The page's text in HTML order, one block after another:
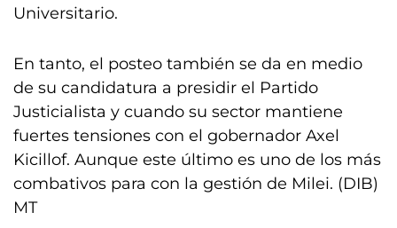
Universitario.
En tanto, el posteo también se da en medio
de su candidatura a presidir el Partido
Justicialista y cuando su sector mantiene
fuertes tensiones con el gobernador Axel
Kicillof. Aunque este último es uno de los más
combativos para con la gestión de Milei. (DIB)
MT